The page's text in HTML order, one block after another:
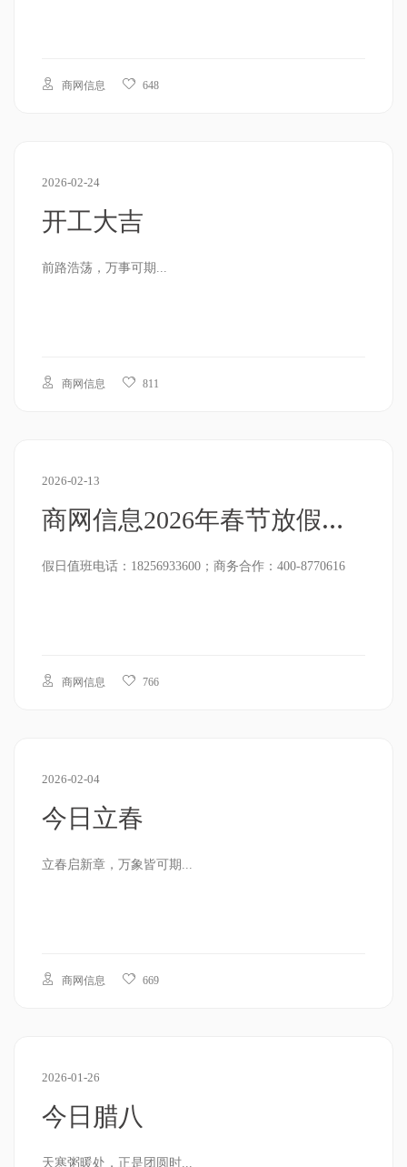
商网信息 648
2026-02-24
开工大吉
前路浩荡，万事可期...
商网信息 811
2026-02-13
商网信息2026年春节放假通知
假日值班电话：18256933600；商务合作：400-8770616
商网信息 766
2026-02-04
今日立春
立春启新章，万象皆可期...
商网信息 669
2026-01-26
今日腊八
天寒粥暖处，正是团圆时...